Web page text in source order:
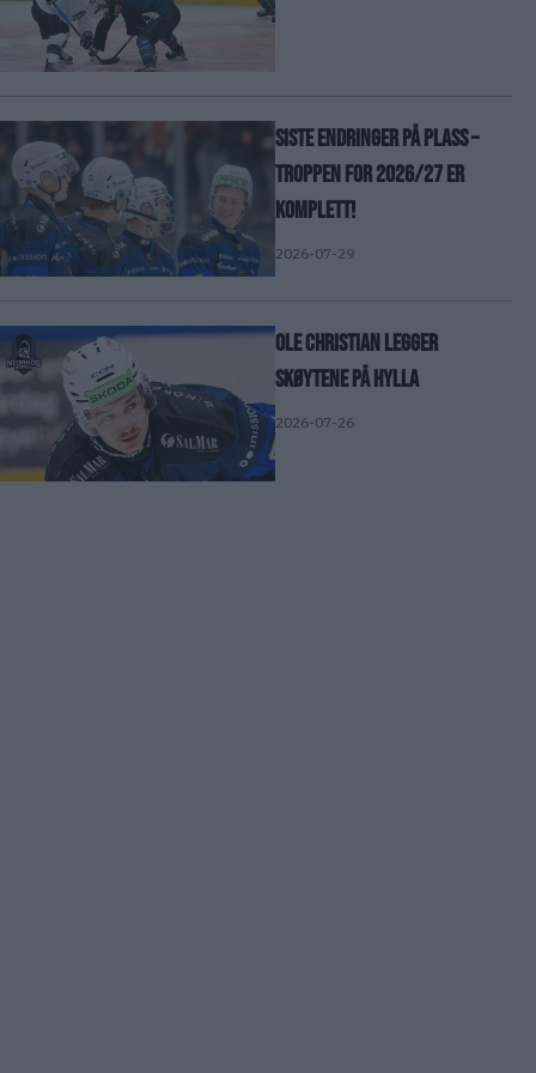
Siste endringer på plass –
troppen for 2026/27 er
komplett!
2026-07-29
Ole Christian legger
skøytene på hylla
2026-07-26